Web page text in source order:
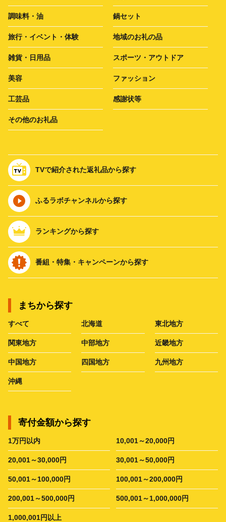
調味料・油 鍋セット
旅行・イベント・体験 地域のお礼の品
雑貨・日用品 スポーツ・アウトドア
美容 ファッション
工芸品 感謝状等
その他のお礼品
TVで紹介された返礼品から探す
ふるラボチャンネルから探す
ランキングから探す
番組・特集・キャンペーンから探す
まちから探す
すべて 北海道 東北地方
関東地方 中部地方 近畿地方
中国地方 四国地方 九州地方
沖縄
寄付金額から探す
1万円以内 10,001～20,000円
20,001～30,000円 30,001～50,000円
50,001～100,000円 100,001～200,000円
200,001～500,000円 500,001～1,000,000円
1,000,001円以上